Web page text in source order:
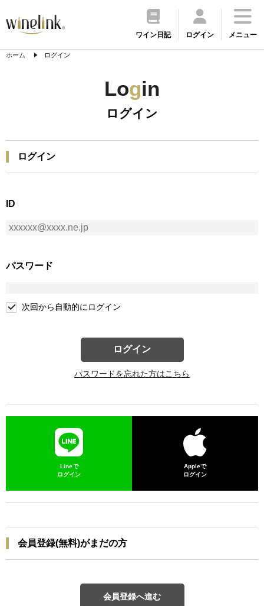
ワイン日記 ログイン メニュー
ホーム ログイン
Login
ログイン
ログイン
ID
パスワード
次回から自動的にログイン
ログイン
パスワードを忘れた方はこちら
Lineで
ログイン
Appleで
ログイン
会員登録(無料)がまだの方
会員登録へ進む